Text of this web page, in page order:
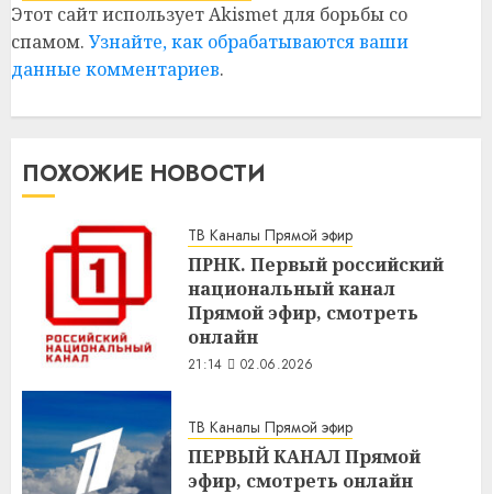
Этот сайт использует Akismet для борьбы со
спамом. Узнайте, как обрабатываются ваши
данные комментариев.
ПОХОЖИЕ НОВОСТИ
ТВ Каналы Прямой эфир
ПРНК. Первый российский
национальный канал
Прямой эфир, смотреть
онлайн
21:14 02.06.2026
ТВ Каналы Прямой эфир
ПЕРВЫЙ КАНАЛ Прямой
эфир, смотреть онлайн